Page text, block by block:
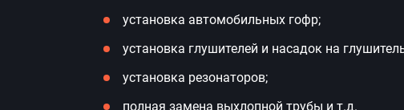
установка автомобильных гофр;
установка глушителей и насадок на
установка резонаторов;
полная замена выхлопной трубы и т.д.